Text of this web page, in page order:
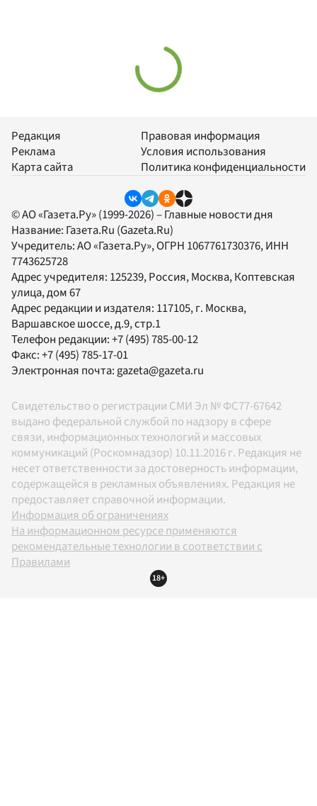
Редакция
Реклама
Карта сайта
Правовая информация
Условия использования
Политика конфиденциальности
© АО «Газета.Ру» (1999-2026) – Главные новости дня
Название: Газета.Ru (Gazeta.Ru)
Учредитель:АО «Газета.Ру», ОГРН 1067761730376, ИНН
7743625728
Адрес учредителя: 125239, Россия, Москва, Коптевская
улица, дом 67
Адрес редакции и издателя: 117105, г. Москва,
Варшавское шоссе, д.9, стр.1
Телефон редакции:+7 (495) 785-00-12
Факс:+7 (495) 785-17-01
Электронная почта: gazeta@gazeta.ru
Свидетельство о регистрации СМИ Эл № ФС77-67642
выдано федеральной службой по надзору в сфере
связи, информационных технологий и массовых
коммуникаций (Роскомнадзор) 10.11.2016 г. Редакция не
несет ответственности за достоверность информации,
содержащейся в рекламных объявлениях. Редакция не
предоставляет справочной информации.
Информация об ограничениях
На информационном ресурсе применяются
рекомендательные технологии в соответствии с
Правилами
18+